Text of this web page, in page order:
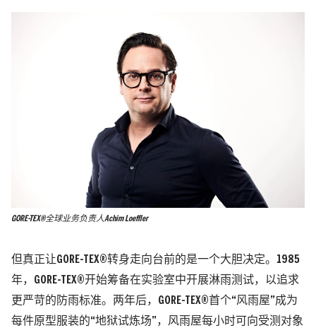
GORE-TEX®全球业务负责人Achim Loeffler
但真正让GORE-TEX®转身走向台前的是一个大胆决定。1985
年，GORE-TEX®开始筹备在实验室中开展淋雨测试，以追求
更严苛的防雨标准。两年后，GORE-TEX®首个“风雨屋”成为
每件原型服装的“地狱试炼场”，风雨屋每小时可向受测对象